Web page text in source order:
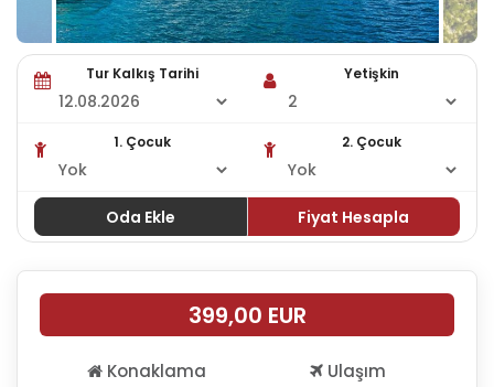
Tur Kalkış Tarihi Yetişkin
1. Çocuk 2. Çocuk
Oda Ekle Fiyat Hesapla
399,00 EUR
Konaklama Ulaşım